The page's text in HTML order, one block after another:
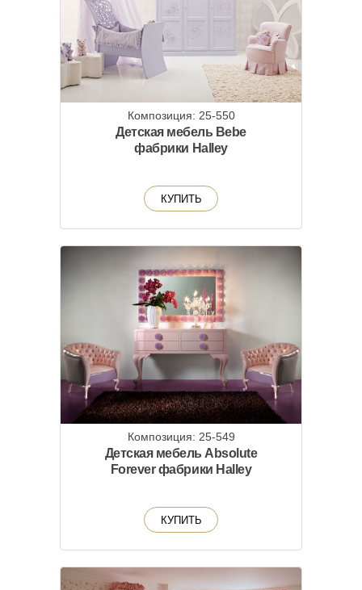
Композиция: 25-550
Детская мебель Bebe
фабрики Halley
КУПИТЬ
Композиция: 25-549
Детская мебель Absolute
Forever фабрики Halley
КУПИТЬ